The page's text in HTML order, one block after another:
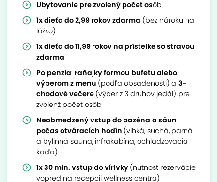
Ubytovanie pre zvolený počet osôb
1x dieťa do 2,99 rokov zdarma (bez nároku na
lôžko)
1x dieťa do 11,99 rokov na prístelke so stravou
zdarma
Polpenzia: raňajky formou bufetu alebo
výberom z menu (podľa obsadenosti) a 3-
chodové večere (výber z 3 druhov jedál) pre
zvolenž počet osôb
Neobmedzený vstup do bazéna a sáun
počas otváracích hodín (vlhká, suchá, parná
a bylinná sauna, infrakabína, ochladzovacia
kaďa)
1x 30 min. vstup do vírivky (nutnosť rezervácie
vopred na recepcii wellness centra)